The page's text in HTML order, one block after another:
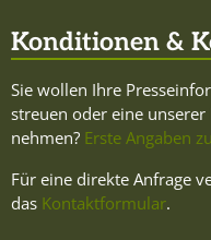
Konditionen &
Sie wollen Ihre
streuen oder eine
nehmen? Erste Angaben
Für eine direkte Anfrage
das Kontaktformular.